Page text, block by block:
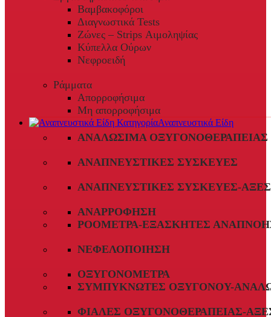
Βαμβακοφόροι
Διαγνωστικά Tests
Ζώνες – Strips Αιμοληψίας
Κύπελλα Ούρων
Νεφροειδή
Ράμματα
Απορροφήσιμα
Μη απορροφήσιμα
Αναπνευστικά Είδη
ΑΝΑΛΏΣΙΜΑ ΟΞΥΓΟΝΟΘΕΡΑΠΕΊΑΣ
ΑΝΑΠΝΕΥΣΤΙΚΈΣ ΣΥΣΚΕΥΈΣ
ΑΝΑΠΝΕΥΣΤΙΚΈΣ ΣΥΣΚΕΥΈΣ-
ΑΝΑΡΡΌΦΗΣΗ
ΡΟΌΜΕΤΡΑ-ΕΞΑΣΚΗΤΈΣ
ΝΕΦΕΛΟΠΟΊΗΣΗ
ΟΞΥΓΟΝΌΜΕΤΡΑ
ΣΥΜΠΥΚΝΩΤΈΣ ΟΞΥΓΌΝΟΥ-
ΦΙΆΛΕΣ ΟΞΥΓΟΝΟΘΕΡΑΠΕΊΑΣ-